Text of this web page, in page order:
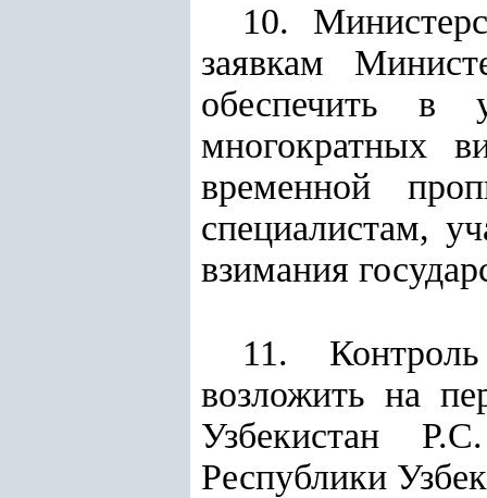
10.
заявкам
обеспечить в
многократных
временной
специалистам,
взимания
11.
возложить на
Узбекистан
Республики